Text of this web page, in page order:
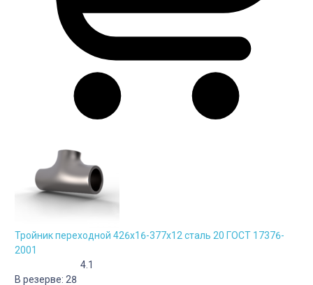
Тройник переходной 426х16-377х12 сталь 20 ГОСТ 17376-
2001
4.1
В резерве: 28